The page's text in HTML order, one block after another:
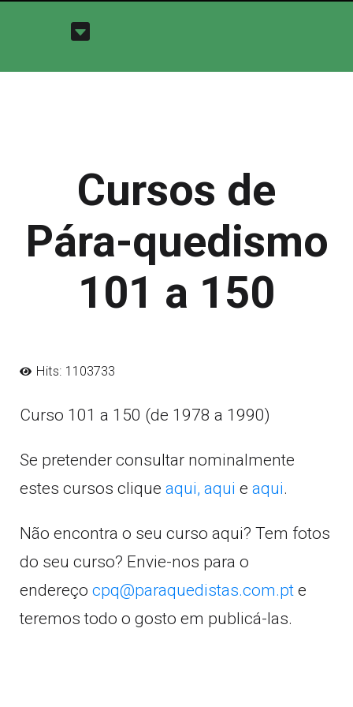
Cursos de
Pára-quedismo
101 a 150
Hits: 1103733
Curso 101 a 150 (de 1978 a 1990)
Se pretender consultar nominalmente
estes cursos clique aqui, aqui e aqui.
Não encontra o seu curso aqui? Tem fotos
do seu curso? Envie-nos para o
endereço cpq@paraquedistas.com.pt e
teremos todo o gosto em publicá-las.